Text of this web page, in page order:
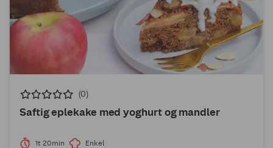
(0)
Saftig eplekake med yoghurt og mandler
1t 20min Enkel